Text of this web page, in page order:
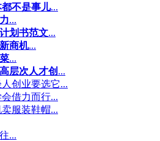
不是事儿...
...
划书范文...
商机...
...
层次人才创 ...
创业要选它...
借力而行...
服装鞋帽...
...